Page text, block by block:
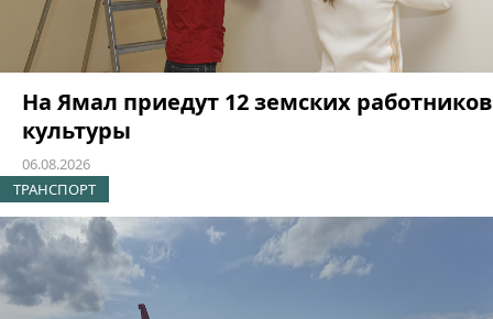
На Ямал приедут 12 земских работников
культуры
06.08.2026
ТРАНСПОРТ